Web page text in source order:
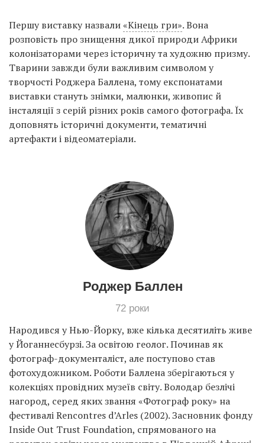
Першу виставку назвали«Кінець гри». Вона
розповість про знищення дикої природи Африки
колонізаторами через історичну та художню призму.
Тварини завжди були важливим символом у
творчості Роджера Баллена, тому експонатами
виставки стануть знімки, малюнки, живопис й
інсталяції з серій різних років самого фотографа. Їх
доповнять історичні документи, тематичні
артефакти і відеоматеріали.
Роджер Баллен
72 роки
Народився у Нью-Йорку, вже кілька десятиліть живе
у Йоганнесбурзі. За освітою геолог. Починав як
фотограф-документаліст, але поступово став
фотохудожником. Роботи Баллена зберігаються у
колекціях провідних музеїв світу. Володар безлічі
нагород, серед яких звання «Фотограф року» на
фестивалі Rencontres d’Arles (2002). Засновник фонду
Inside Out Trust Foundation, спрямованого на